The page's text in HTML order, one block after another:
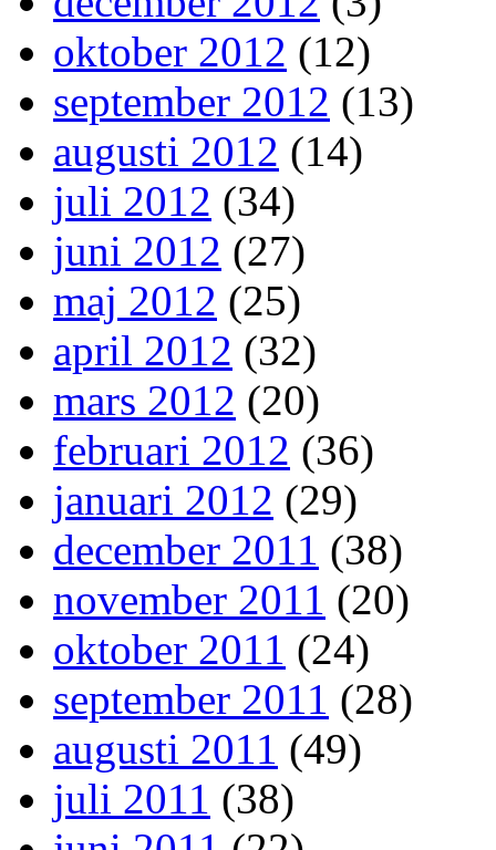
oktober 2012 (12)
september 2012 (13)
augusti 2012 (14)
juli 2012 (34)
juni 2012 (27)
maj 2012 (25)
april 2012 (32)
mars 2012 (20)
februari 2012 (36)
januari 2012 (29)
december 2011 (38)
november 2011 (20)
oktober 2011 (24)
september 2011 (28)
augusti 2011 (49)
juli 2011 (38)